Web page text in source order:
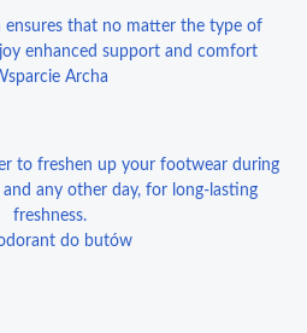
Archa
do butów